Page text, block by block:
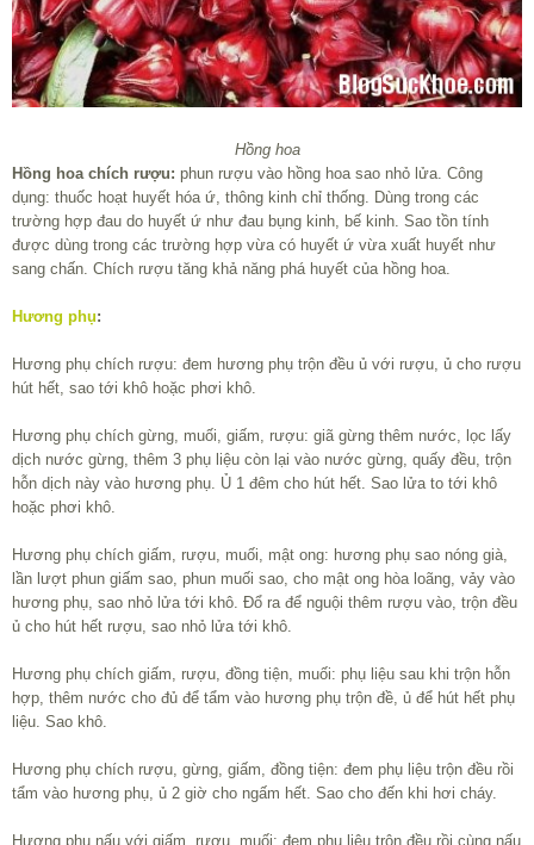
Hồng hoa
Hồng hoa chích rượu: phun rượu vào hồng hoa sao nhỏ lửa. Công
dụng: thuốc hoạt huyết hóa ứ, thông kinh chỉ thống. Dùng trong các
trường hợp đau do huyết ứ như đau bụng kinh, bế kinh. Sao tồn tính
được dùng trong các trường hợp vừa có huyết ứ vừa xuất huyết như
sang chấn. Chích rượu tăng khả năng phá huyết của hồng hoa.
Hương phụ:
Hương phụ chích rượu: đem hương phụ trộn đều ủ với rượu, ủ cho rượu
hút hết, sao tới khô hoặc phơi khô.
Hương phụ chích gừng, muối, giấm, rượu: giã gừng thêm nước, lọc lấy
dịch nước gừng, thêm 3 phụ liệu còn lại vào nước gừng, quấy đều, trộn
hỗn dịch này vào hương phụ. Ủ 1 đêm cho hút hết. Sao lửa to tới khô
hoặc phơi khô.
Hương phụ chích giấm, rượu, muối, mật ong: hương phụ sao nóng già,
lần lượt phun giấm sao, phun muối sao, cho mật ong hòa loãng, vảy vào
hương phụ, sao nhỏ lửa tới khô. Đổ ra để nguội thêm rượu vào, trộn đều
ủ cho hút hết rượu, sao nhỏ lửa tới khô.
Hương phụ chích giấm, rượu, đồng tiện, muối: phụ liệu sau khi trộn hỗn
hợp, thêm nước cho đủ để tẩm vào hương phụ trộn đề, ủ để hút hết phụ
liệu. Sao khô.
Hương phụ chích rượu, gừng, giấm, đồng tiện: đem phụ liệu trộn đều rồi
tẩm vào hương phụ, ủ 2 giờ cho ngấm hết. Sao cho đến khi hơi cháy.
Hương phụ nấu với giấm, rượu, muối: đem phụ liệu trộn đều rồi cùng nấu